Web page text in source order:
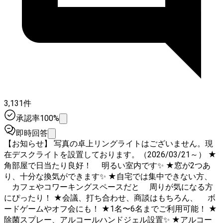
3,131件
承認率100%
即時回答
【お知らせ】 写真の卓上リングライトはございません。現
在デスクライトを設置しております。（2026/03/21～） ★
角部屋で日当たり良好！ 明るい室内です✨ ★窓が2つあ
り、十分な換気ができます✨ ★自宅では集中できない方、
カフェやコワーキングスペースだと 周りが気になる方
にぴったり！ ★会議、打ち合わせ、商談はもちろん、 ボ
ードゲームやオフ会にも！ ★1名〜6名までご利用可能！ ★
除菌スプレー、アルコールハンドジェル設置✨ ★アルコー